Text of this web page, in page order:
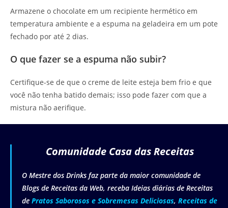
Armazene o chocolate em um recipiente hermético em
temperatura ambiente e a espuma na geladeira em um pote
fechado por até 2 dias.
O que fazer se a espuma não subir?
Certifique-se de que o creme de leite esteja bem frio e que
você não tenha batido demais; isso pode fazer com que a
mistura não aerifique.
Comunidade Casa das Receitas
O Mestre dos Drinks faz parte da maior comunidade de
Blogs de Receitas da Web, receba Ideias diárias de Receitas
de Pratos Saborosos e Sobremesas Deliciosas, Receitas de